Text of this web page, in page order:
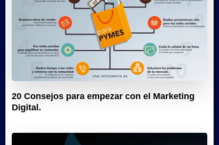
20 Consejos para empezar con el Marketing
Digital.